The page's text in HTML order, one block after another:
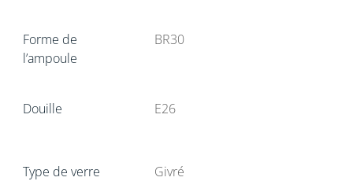
Forme de
l’ampoule
BR30
Douille E26
Type de verre Givré